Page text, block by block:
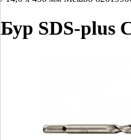
Бур SDS-plus